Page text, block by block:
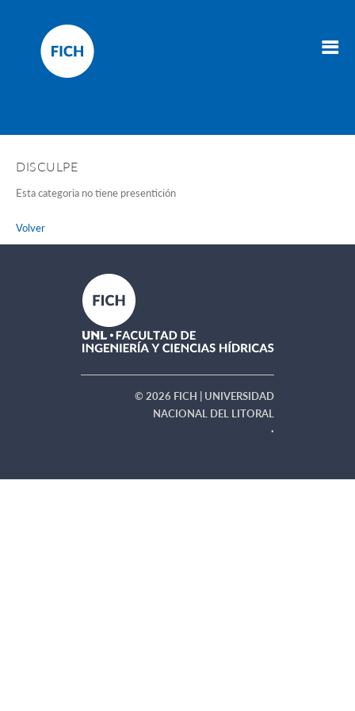
DISCULPE
Esta categoria no tiene presentición
Volver
© 2026 FICH | UNIVERSIDAD
NACIONAL DEL LITORAL
·